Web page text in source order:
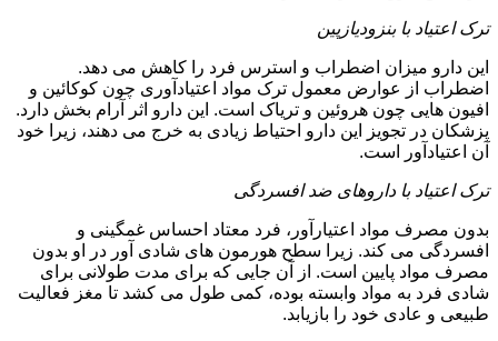
ترک اعتیاد با بنزودیازپین
این دارو میزان اضطراب و استرس فرد را کاهش می دهد.
اضطراب از عوارض معمول ترک مواد اعتیادآوری چون کوکائین و
افیون هایی چون هروئین و تریاک است. این دارو اثر آرام بخش دارد.
پزشکان در تجویز این دارو احتیاط زیادی به خرج می دهند، زیرا خود
آن اعتیادآور است.
ترک اعتیاد با داروهای ضد افسردگی
بدون مصرف مواد اعتیارآور، فرد معتاد احساس غمگینی و
افسردگی می کند. زیرا سطح هورمون های شادی آور در او بدون
مصرف مواد پایین است. از آن جایی که برای مدت طولانی برای
شادی فرد به مواد وابسته بوده، کمی طول می کشد تا مغز فعالیت
طبیعی و عادی خود را بازیابد.